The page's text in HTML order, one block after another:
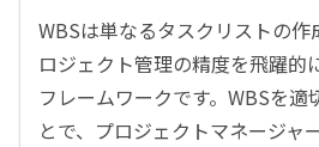
WBSは単なるタスクリストの
ロジェクト管理の精度を飛躍的
フレームワークです。WBSを適
とで、プロジェクトマネージャ